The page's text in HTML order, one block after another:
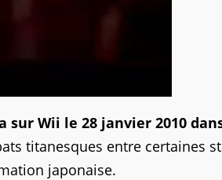
sur Wii le 28 janvier 2010
titanesques entre certaines
japonaise.